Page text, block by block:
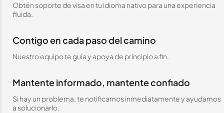
Obtén soporte de visa en tu idioma nativo para una experiencia
fluida.
Contigo en cada paso del camino
Nuestro equipo te guía y apoya de principio a fin.
Mantente informado, mantente confiado
Si hay un problema, te notificamos inmediatamente y ayudamos
a solucionarlo.